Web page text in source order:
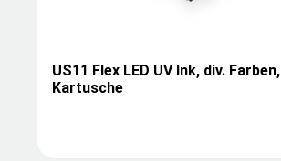
US11 Flex LED UV Ink, div.
Kartusche